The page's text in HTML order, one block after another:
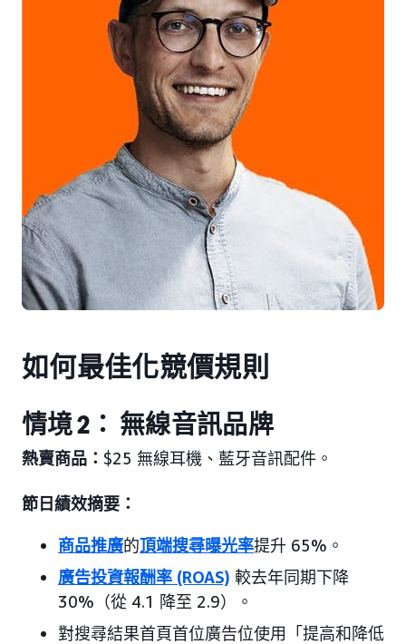
如何最佳化競價規則
情境 2： 無線音訊品牌
熱賣商品： $25 無線耳機、藍牙音訊配件。
節日績效摘要：
商品推廣的頂端搜尋曝光率提升 65%。
廣告投資報酬率 (ROAS) 較去年同期下降
30%（從 4.1 降至 2.9）。
對搜尋結果首頁首位廣告位使用「提高和降低